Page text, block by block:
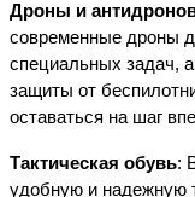
Дроны и
современные дроны
специальных задач,
защиты от
оставаться на шаг
Тактическая обувь:
удобную и надежную